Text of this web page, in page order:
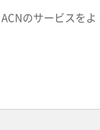
のサービスをよ